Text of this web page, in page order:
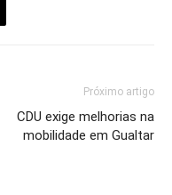
Próximo artigo
CDU exige melhorias na
mobilidade em Gualtar